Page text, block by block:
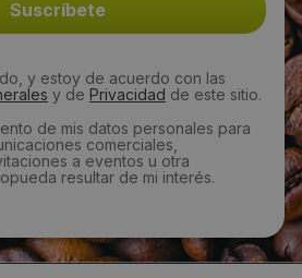
y estoy de acuerdo con las
y de Privacidad de este sitio.
de mis datos personales para
comerciales,
a eventos u otra
resultar de mi interés.